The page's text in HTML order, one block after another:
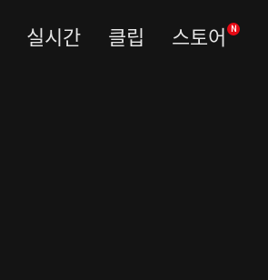
실시간 클립 스토어 N